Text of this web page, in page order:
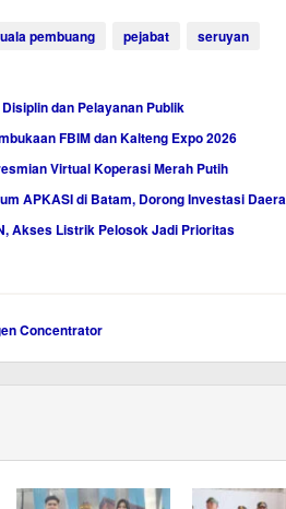
pembuang pejabat seruyan
dan Pelayanan Publik
FBIM dan Kalteng Expo 2026
Virtual Koperasi Merah Putih
APKASI di Batam, Dorong Investasi
Akses Listrik Pelosok Jadi Prioritas
Concentrator